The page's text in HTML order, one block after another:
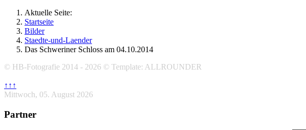
Aktuelle Seite:
Startseite
Bilder
Staedte-und-Laender
Das Schweriner Schloss am 04.10.2014
© HB-Fotografie 2014 - 2026 © Template: ALLROUNDER
↑↑↑
Mittwoch, 05. August 2026
Partner